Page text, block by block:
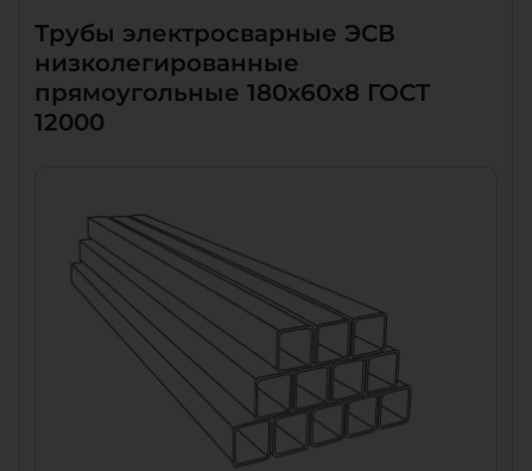
Трубы электросварные ЭСВ
низколегированные
прямоугольные 180x60x8 ГОСТ
12000